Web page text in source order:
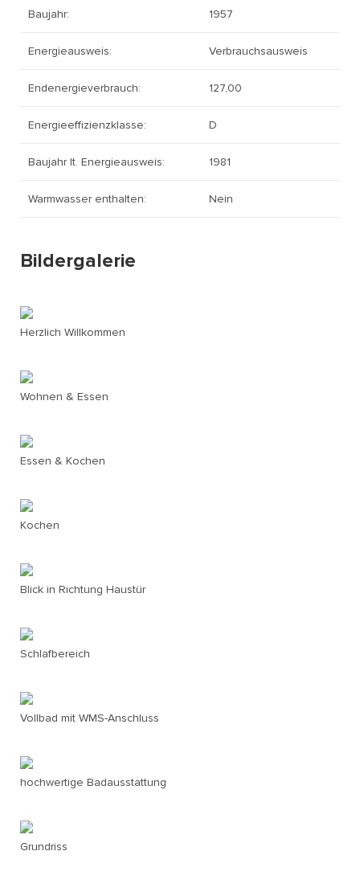
Baujahr: 1957
Energieausweis: Verbrauchsausweis
Endenergieverbrauch: 127,00
Energieeffizienzklasse: D
Baujahr lt. Energieausweis: 1981
Warmwasser enthalten: Nein
Bildergalerie
Herzlich Willkommen
Wohnen & Essen
Essen & Kochen
Kochen
Blick in Richtung Haustür
Schlafbereich
Vollbad mit WMS-Anschluss
hochwertige Badausstattung
Grundriss